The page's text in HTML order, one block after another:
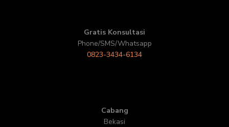
Gratis Konsultasi
Phone/SMS/Whatsapp
0823-3434-6134
Cabang
Bekasi